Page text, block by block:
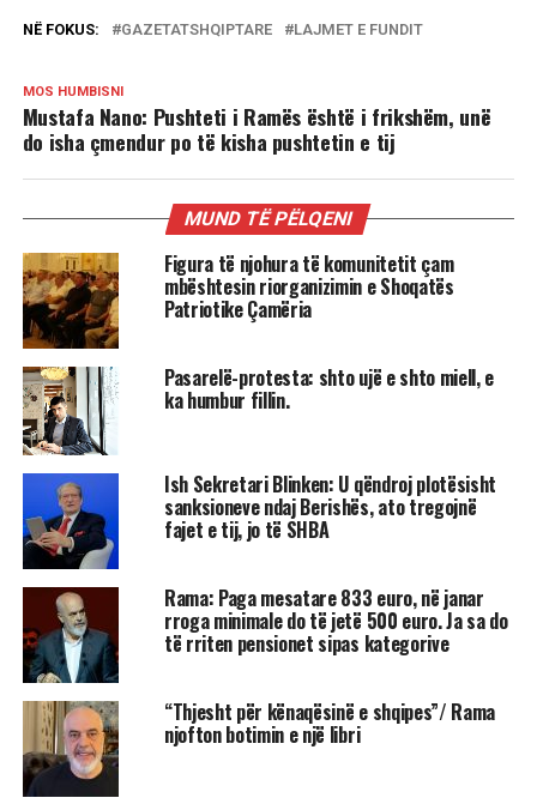
NË FOKUS: GAZETATSHQIPTARE LAJMET E FUNDIT
MOS HUMBISNI
Mustafa Nano: Pushteti i Ramës është i frikshëm, unë
do isha çmendur po të kisha pushtetin e tij
MUND TË PËLQENI
Figura të njohura të komunitetit çam
mbështesin riorganizimin e Shoqatës
Patriotike Çamëria
Pasarelë-protesta: shto ujë e shto miell, e
ka humbur fillin.
Ish Sekretari Blinken: U qëndroj plotësisht
sanksioneve ndaj Berishës, ato tregojnë
fajet e tij, jo të SHBA
Rama: Paga mesatare 833 euro, në janar
rroga minimale do të jetë 500 euro. Ja sa do
të rriten pensionet sipas kategorive
“Thjesht për kënaqësinë e shqipes”/ Rama
njofton botimin e një libri